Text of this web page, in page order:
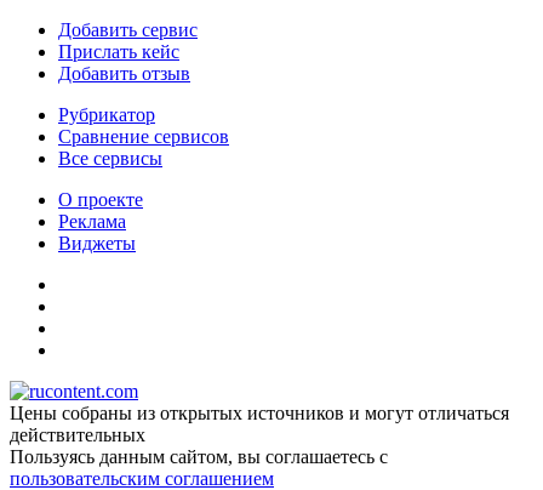
Добавить сервис
Прислать кейс
Добавить отзыв
Рубрикатор
Сравнение сервисов
Все сервисы
О проекте
Реклама
Виджеты
Цены собраны из открытых источников и могут отличаться
действительных
Пользуясь данным сайтом, вы соглашаетесь c
пользовательским соглашением